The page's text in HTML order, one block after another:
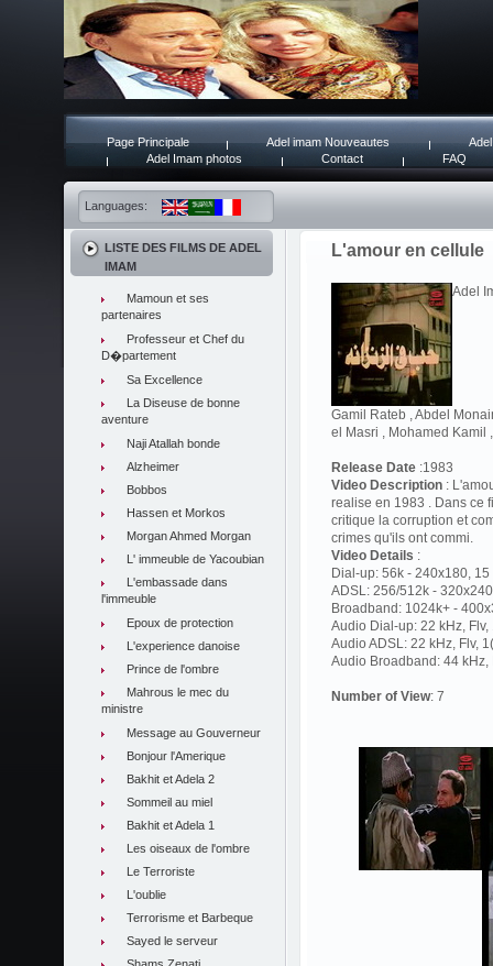
Page Principale Adel imam Nouveautes
Adel Imam photos
Contact FAQ
Languages:
LISTE DES FILMS DE ADEL
IMAM
Mamoun et ses
partenaires
Professeur et Chef du
D�partement
Sa Excellence
La Diseuse de bonne
aventure
Naji Atallah bonde
Alzheimer
Bobbos
Hassen et Morkos
Morgan Ahmed Morgan
L' immeuble de Yacoubian
L'embassade dans
l'immeuble
Epoux de protection
L'experience danoise
Prince de l'ombre
Mahrous le mec du
ministre
Message au Gouverneur
Bonjour l'Amerique
Bakhit et Adela 2
Sommeil au miel
Bakhit et Adela 1
Les oiseaux de l'ombre
Le Terroriste
L'oublie
Terrorisme et Barbeque
Sayed le serveur
L'amour en cellule
Adel
Gamil Rateb , Abdel
el Masri , Mohamed Kamil
Release Date :1983
Video Description :
realise en 1983 . Dans ce
critique la corruption et
crimes qu'ils ont commi.
Video Details :
Dial-up: 56k - 240x180,
ADSL: 256/512k -
Broadband: 1024k+ -
Audio Dial-up: 22 kHz,
Audio ADSL: 22 kHz, Flv,
Audio Broadband: 44 kHz,
Number of View: 7